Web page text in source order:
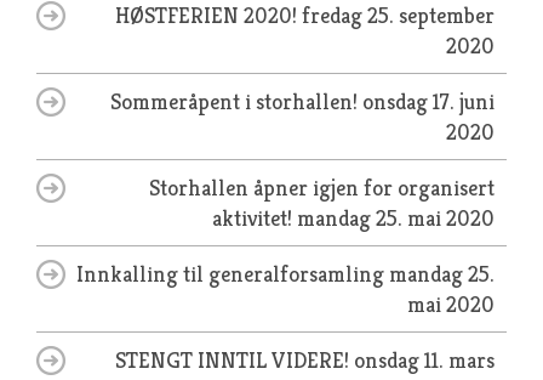
HØSTFERIEN 2020! fredag 25. september
2020
Sommeråpent i storhallen! onsdag 17. juni
2020
Storhallen åpner igjen for organisert
aktivitet! mandag 25. mai 2020
Innkalling til generalforsamling mandag 25.
mai 2020
STENGT INNTIL VIDERE! onsdag 11. mars